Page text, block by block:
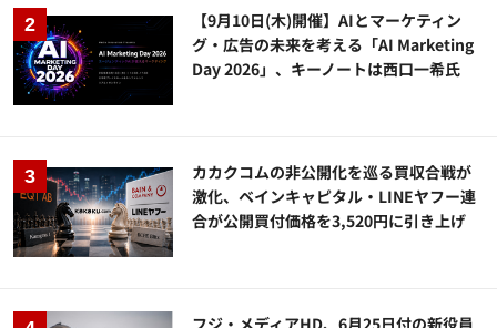
【9月10日(木)開催】AIとマーケティン
グ・広告の未来を考える「AI Marketing
Day 2026」、キーノートは西口一希氏
カカクコムの非公開化を巡る買収合戦が
激化、ベインキャピタル・LINEヤフー連
合が公開買付価格を3,520円に引き上げ
フジ・メディアHD、6月25日付の新役員